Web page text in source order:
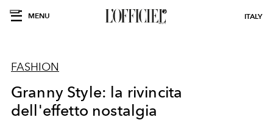
MENU ITALY
FASHION
Granny Style: la rivincita
dell'effetto nostalgia